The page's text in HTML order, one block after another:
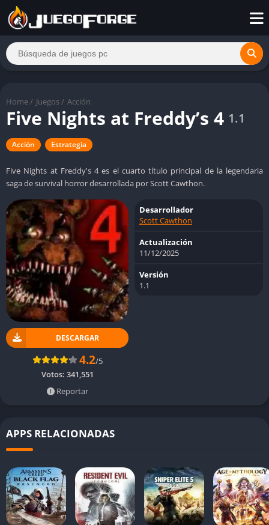
Home / Juegos / Acción
Five Nights at Freddy’s 4 1.1
Acción Estrategia
Five Nights at Freddy's 4 es el cuarto título principal de la legendaria
saga de survival horror desarrollada por Scott Cawthon.
DESCARGAR
4.2/5
Votos: 341,551
Reportar
Desarrollador
Scott Cawthon
Actualización
11/12/2025
Versión
1.1
APPS RELACIONADAS